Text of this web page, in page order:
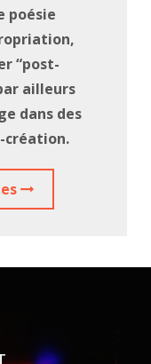
poésie
“post-
ailleurs
dans des
création.